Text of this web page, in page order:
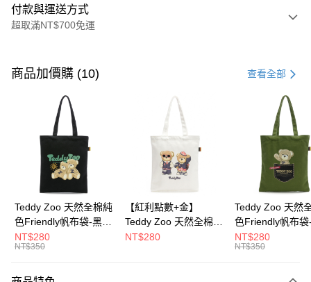
付款與運送方式
超取滿NT$700免運
信用卡一次付款
超商取貨付款
Apple Pay
街口支付
大哥付你分期
相關說明
商品加價購 (10) 查看全部
Teddy Zoo 天然全棉純
色Friendly帆布袋-黑色
(TZB107)
NT$280
NT$350
【紅利點數+金】
Teddy Zoo 天然全棉純
色Friendly帆布袋-白色
NT$280
Teddy Zoo 天然
色Friendly帆布袋
色(TZB107)
NT$280
NT$350